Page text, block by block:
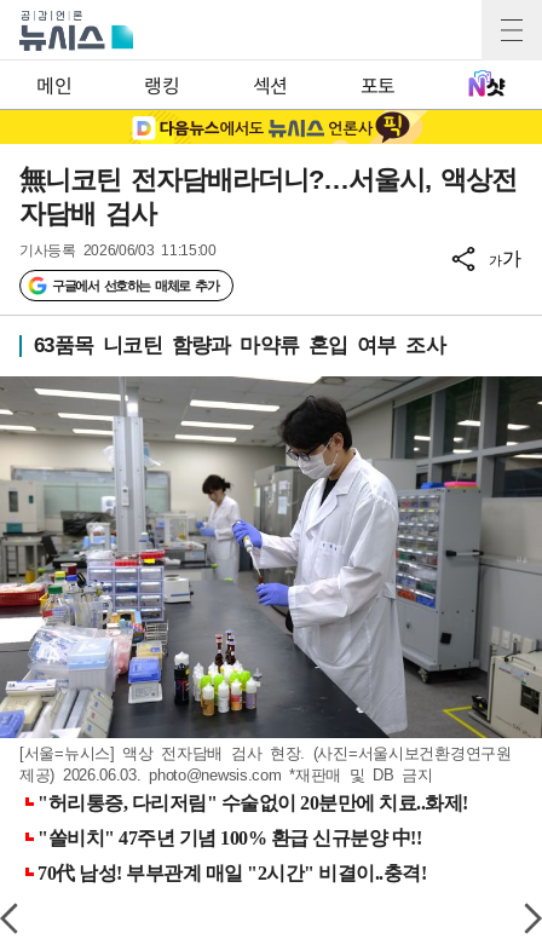
메인 랭킹 섹션 포토
無니코틴 전자담배라더니?…서울시, 액상전
자담배 검사
기사등록 2026/06/03 11:15:00
구글에서 선호하는 매체로 추가
가가
63품목 니코틴 함량과 마약류 혼입 여부 조사
[서울=뉴시스] 액상 전자담배 검사 현장. (사진=서울시보건환경연구원
제공) 2026.06.03.photo@newsis.com *재판매 및 DB 금지